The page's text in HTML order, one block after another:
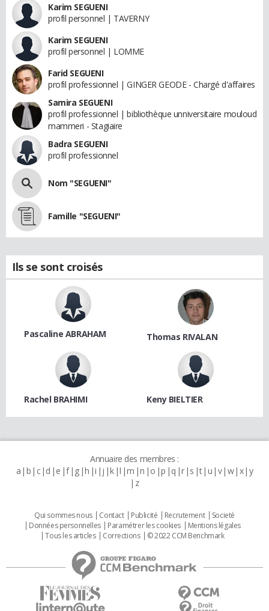
Karim SEGUENI
profil personnel | TAVERNY
Karim SEGUENI
profil personnel | LOMME
Farid SEGUENI
profil professionnel | GINGER GEODE - Chargé d'affaires
Samira SEGUENI
profil professionnel | bibliothèque unniversitaire mouloud
mammeri - Stagiaire
Badra SEGUENI
profil professionnel
Nom "SEGUENI"
Famille "SEGUENI"
Ils se sont croisés
Pascaline ABRAHAM Thomas RIVALAN
Rachel BRAHIMI Keny BIELTIER
Annuaire des membres :
a b c d e f g h i j k l m n o p q r s t u v w x y
z
Qui sommes nous Contact Publicité Recrutement
Societé
Données personnelles
Paramétrer les cookies
Mentions légales
Tous les articles
Corrections © 2022 CCM Benchmark